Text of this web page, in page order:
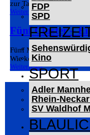
FDP
SPD
Kino
SPORT
Adler
Rhein-
SV Waldhof
zur Tabakzigarette zur
Weiterlesen
Fünf Cluster –
Fünf Mannheimer
Wie können
Weiterlesen